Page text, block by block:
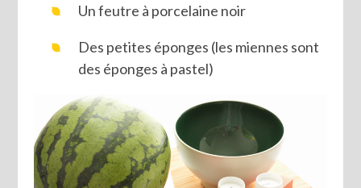
Un feutre à porcelaine noir
Des petites éponges (les miennes sont
des éponges à pastel)